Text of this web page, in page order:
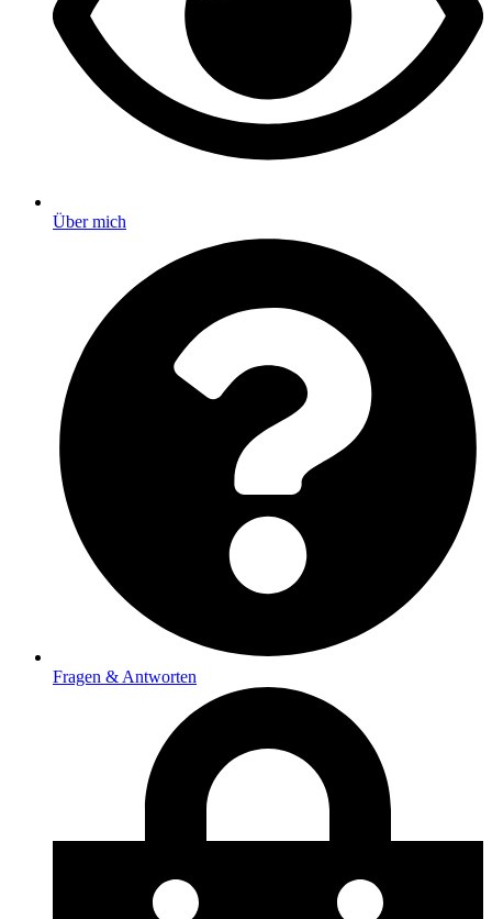
Über mich
Fragen & Antworten